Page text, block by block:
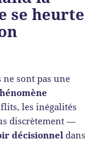
se heurte
sont pas une
les inégalités
discrètement —
décisionnel dans